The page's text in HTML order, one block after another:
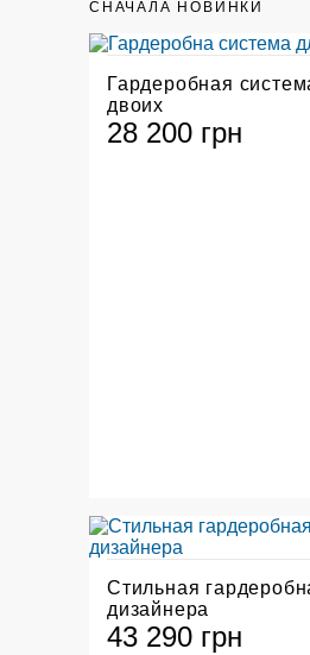
СНАЧАЛА НОВИНКИ
Гардеробная
двоих
28 200 грн
Стильная
дизайнера
43 290 грн